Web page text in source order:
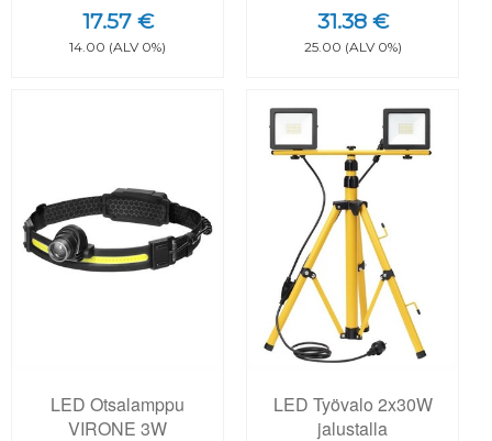
17.57 €
14.00 (ALV 0%)
31.38 €
25.00 (ALV 0%)
LED Otsalamppu
VIRONE 3W
LED Työvalo 2x30W
jalustalla